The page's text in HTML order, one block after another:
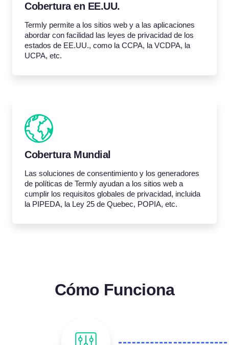
Cobertura en EE.UU.
Termly permite a los sitios web y a las aplicaciones
abordar con facilidad las leyes de privacidad de los
estados de EE.UU., como la CCPA, la VCDPA, la
UCPA, etc.
Cobertura Mundial
Las soluciones de consentimiento y los generadores
de políticas de Termly ayudan a los sitios web a
cumplir los requisitos globales de privacidad, incluida
la PIPEDA, la Ley 25 de Quebec, POPIA, etc.
Cómo Funciona